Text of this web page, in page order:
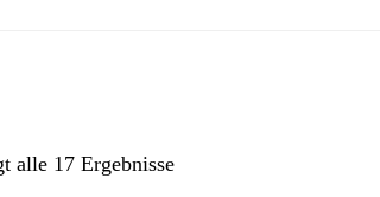
alle 17 Ergebnisse